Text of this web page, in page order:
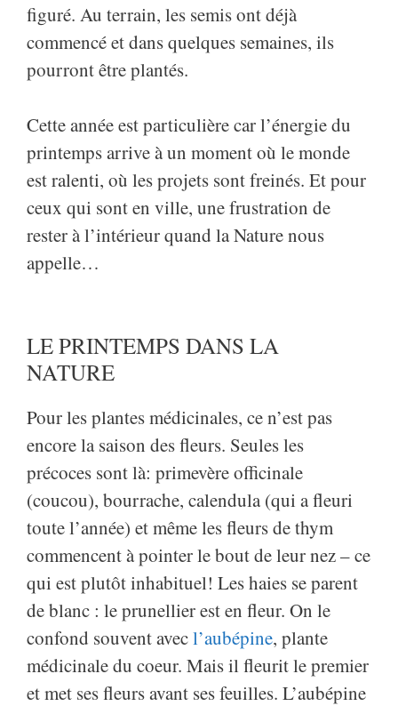
figuré. Au terrain, les semis ont déjà
commencé et dans quelques semaines, ils
pourront être plantés.
Cette année est particulière car l’énergie du
printemps arrive à un moment où le monde
est ralenti, où les projets sont freinés. Et pour
ceux qui sont en ville, une frustration de
rester à l’intérieur quand la Nature nous
appelle…
LE PRINTEMPS DANS LA
NATURE
Pour les plantes médicinales, ce n’est pas
encore la saison des fleurs. Seules les
précoces sont là: primevère officinale
(coucou), bourrache, calendula (qui a fleuri
toute l’année) et même les fleurs de thym
commencent à pointer le bout de leur nez – ce
qui est plutôt inhabituel! Les haies se parent
de blanc : le prunellier est en fleur. On le
confond souvent avecl’aubépine, plante
médicinale du coeur. Mais il fleurit le premier
et met ses fleurs avant ses feuilles. L’aubépine